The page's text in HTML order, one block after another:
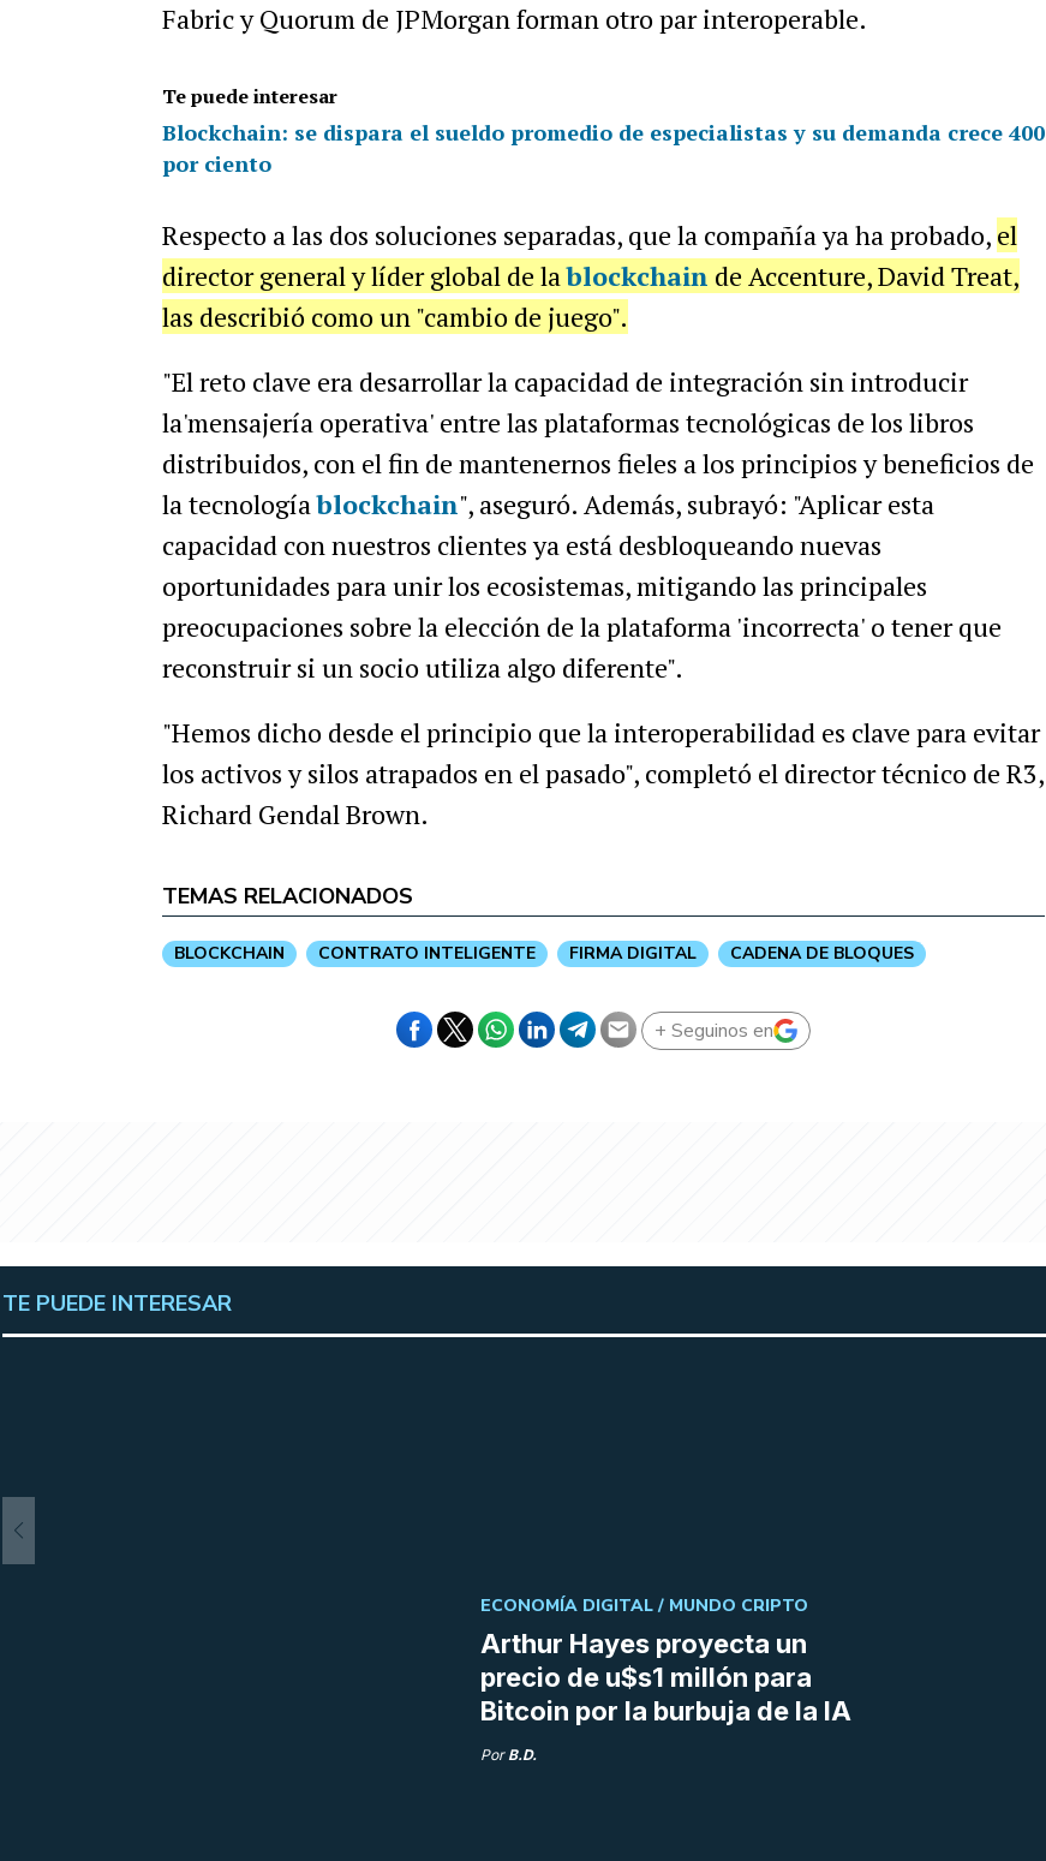
Fabric y Quorum de JPMorgan forman otro par interoperable.
Te puede interesar
Blockchain: se dispara el sueldo promedio de especialistas y su demanda crece 400
por ciento
Respecto a las dos soluciones separadas, que la compañía ya ha probado, el
director general y líder global de lablockchain de Accenture, David Treat,
las describió como un "cambio de juego".
"El reto clave era desarrollar la capacidad de integración sin introducir
la'mensajería operativa' entre las plataformas tecnológicas de los libros
distribuidos, con el fin de mantenernos fieles a los principios y beneficios de
la tecnologíablockchain", aseguró. Además, subrayó: "Aplicar esta
capacidad con nuestros clientes ya está desbloqueando nuevas
oportunidades para unir los ecosistemas, mitigando las principales
preocupaciones sobre la elección de la plataforma 'incorrecta' o tener que
reconstruir si un socio utiliza algo diferente".
"Hemos dicho desde el principio que la interoperabilidad es clave para evitar
los activos y silos atrapados en el pasado", completó el director técnico de R3,
Richard Gendal Brown.
TEMAS RELACIONADOS
BLOCKCHAIN CONTRATO INTELIGENTE FIRMA DIGITAL CADENA DE BLOQUES
+ Seguinos en
TE PUEDE INTERESAR
Arthur Hayes proyecta un
precio de u$s1 millón para
Bitcoin por la burbuja de la IA
ECONOMÍA DIGITAL / MUNDO CRIPTO
Por B.D.